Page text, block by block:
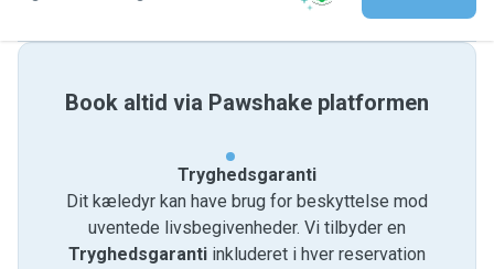
Book altid via Pawshake platformen
Tryghedsgaranti
Dit kæledyr kan have brug for beskyttelse mod
uventede livsbegivenheder. Vi tilbyder en
Tryghedsgaranti inkluderet i hver reservation